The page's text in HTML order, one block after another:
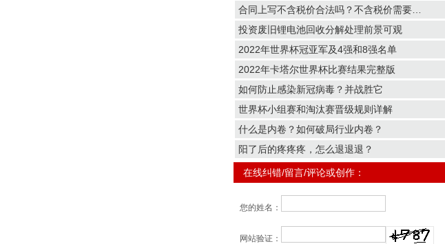
合同上写不含税价合法吗？不含税价需要…
投资废旧锂电池回收分解处理前景可观
2022年世界杯冠亚军及4强和8强名单
2022年卡塔尔世界杯比赛结果完整版
如何防止感染新冠病毒？并战胜它
世界杯小组赛和淘汰赛晋级规则详解
什么是内卷？如何破局行业内卷？
阳了后的疼疼疼，怎么退退退？
在线纠错/留言/评论或创作：
您的姓名：
网站验证：